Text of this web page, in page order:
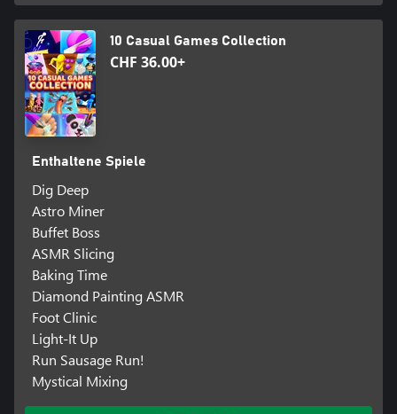
10 Casual Games Collection
CHF 36.00+
Enthaltene Spiele
Dig Deep
Astro Miner
Buffet Boss
ASMR Slicing
Baking Time
Diamond Painting ASMR
Foot Clinic
Light-It Up
Run Sausage Run!
Mystical Mixing